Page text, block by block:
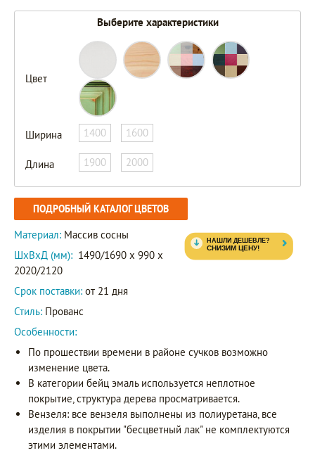
Выберите характеристики
Цвет
Ширина 1400 1600
Длина 1900 2000
ПОДРОБНЫЙ КАТАЛОГ ЦВЕТОВ
Материал: Массив сосны
ШxВxД (мм): 1490/1690 x 990 x
2020/2120
Срок поставки: от 21 дня
Стиль: Прованс
Особенности:
По прошествии времени в районе сучков возможно
изменение цвета.
В категории бейц эмаль используется неплотное
покрытие, структура дерева просматривается.
Вензеля: все вензеля выполнены из полиуретана, все
изделия в покрытии "бесцветный лак" не комплектуются
этими элементами.